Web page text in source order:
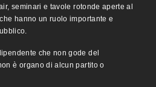
seminari e tavole rotonde aperte al
hanno un ruolo importante e
che non gode del
è organo di alcun partito o